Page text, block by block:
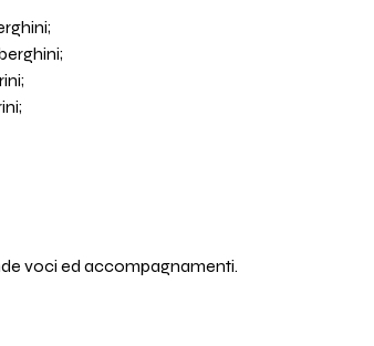
voci ed accompagnamenti.